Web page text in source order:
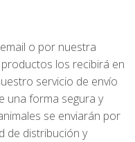
o por nuestra
los recibirá en
servicio de envío
una forma segura y
se enviarán por
de distribución y